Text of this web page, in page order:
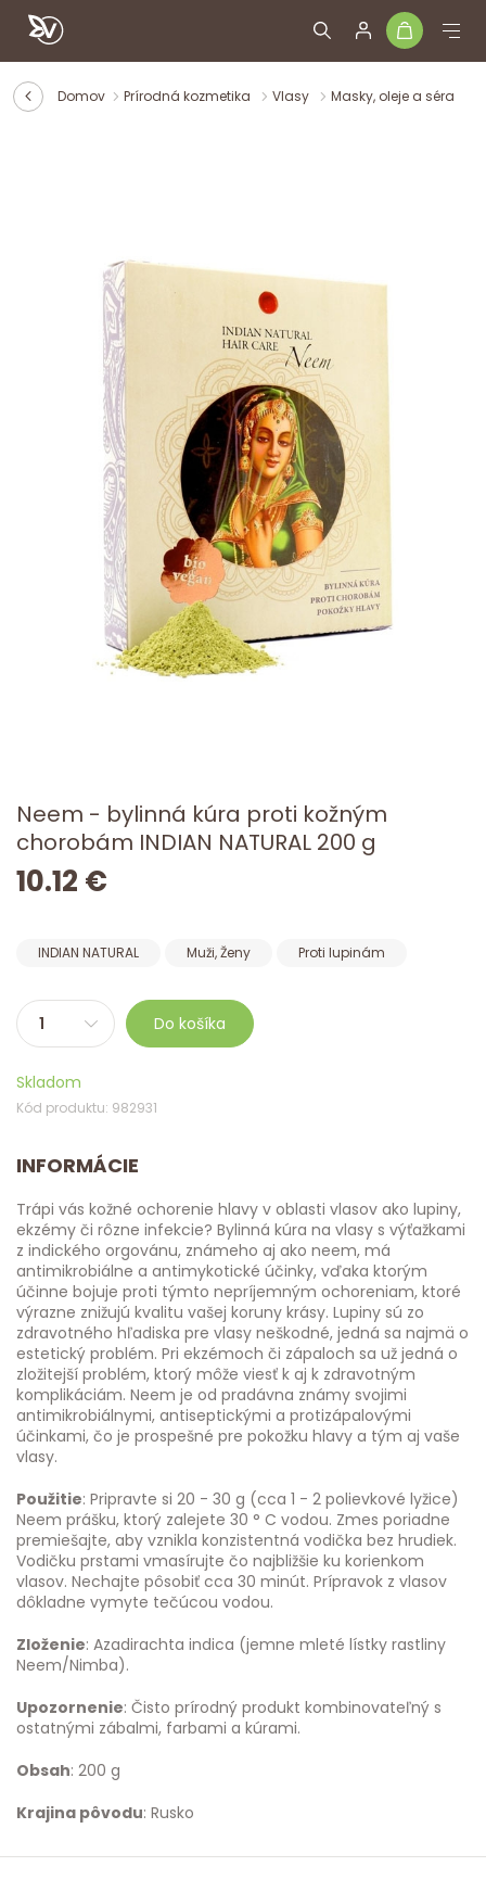
Domov Prírodná kozmetika Vlasy Masky, oleje a séra
Neem - bylinná kúra proti kožným
chorobám INDIAN NATURAL 200 g
10.12 €
INDIAN NATURAL Muži, Ženy Proti lupinám
Do košíka
Skladom
Kód produktu: 982931
INFORMÁCIE
Trápi vás kožné ochorenie hlavy v oblasti vlasov ako lupiny,
ekzémy či rôzne infekcie? Bylinná kúra na vlasy s výťažkami
z indického orgovánu, známeho aj ako neem, má
antimikrobiálne a antimykotické účinky, vďaka ktorým
účinne bojuje proti týmto nepríjemným ochoreniam, ktoré
výrazne znižujú kvalitu vašej koruny krásy. Lupiny sú zo
zdravotného hľadiska pre vlasy neškodné, jedná sa najmä o
estetický problém. Pri ekzémoch či zápaloch sa už jedná o
zložitejší problém, ktorý môže viesť k aj k zdravotným
komplikáciám. Neem je od pradávna známy svojimi
antimikrobiálnymi, antiseptickými a protizápalovými
účinkami, čo je prospešné pre pokožku hlavy a tým aj vaše
vlasy.
Použitie: Pripravte si 20 - 30 g (cca 1 - 2 polievkové lyžice)
Neem prášku, ktorý zalejete 30 ° C vodou. Zmes poriadne
premiešajte, aby vznikla konzistentná vodička bez hrudiek.
Vodičku prstami vmasírujte čo najbližšie ku korienkom
vlasov. Nechajte pôsobiť cca 30 minút. Prípravok z vlasov
dôkladne vymyte tečúcou vodou.
Zloženie: Azadirachta indica (jemne mleté ​​lístky rastliny
Neem/Nimba).
Upozornenie: Čisto prírodný produkt kombinovateľný s
ostatnými zábalmi, farbami a kúrami.
Obsah: 200 g
Krajina pôvodu: Rusko